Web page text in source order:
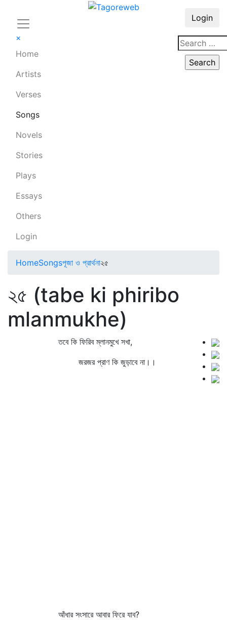
×
Home
Artists
Verses
Songs
Novels
Stories
Plays
Essays
Others
Login
Login
HomeSongsপূজা ও প্রার্থনা২৫
২৫ (tabe ki phiribo
mlanmukhe)
তবে কি ফিরিব ম্লানমুখে সখা,
জরজর প্রাণ কি জুড়াবে না।।
আঁধার সংসারে আবার ফিরে যাব?